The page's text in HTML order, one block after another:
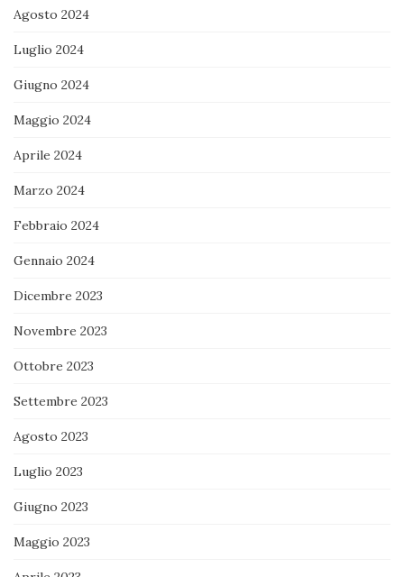
Agosto 2024
Luglio 2024
Giugno 2024
Maggio 2024
Aprile 2024
Marzo 2024
Febbraio 2024
Gennaio 2024
Dicembre 2023
Novembre 2023
Ottobre 2023
Settembre 2023
Agosto 2023
Luglio 2023
Giugno 2023
Maggio 2023